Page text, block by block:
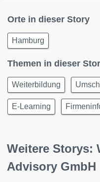
Orte in dieser Story
Hamburg
Themen in dieser
Weiterbildung
E-Learning
Weitere Storys:
Advisory GmbH